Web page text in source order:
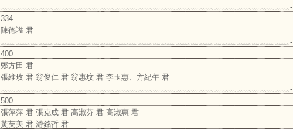
﹏﹏﹏﹏﹏﹏﹏﹏﹏﹏﹏﹏﹏﹏﹏﹏﹏﹏﹏﹏﹏﹏﹏﹏﹏﹏﹏﹏﹏﹏﹏﹏﹏﹏﹏﹏﹏﹏-
334
陳德謚 君
﹏﹏﹏﹏﹏﹏﹏﹏﹏﹏﹏﹏﹏﹏﹏﹏﹏﹏﹏﹏﹏﹏﹏﹏﹏﹏﹏﹏﹏﹏﹏﹏﹏﹏﹏﹏﹏﹏-
400
鄭方田 君
張維玫 君 翁俊仁 君 翁惠玟 君 李玉惠、方紀午 君
﹏﹏﹏﹏﹏﹏﹏﹏﹏﹏﹏﹏﹏﹏﹏﹏﹏﹏﹏﹏﹏﹏﹏﹏﹏﹏﹏﹏﹏﹏﹏﹏﹏﹏﹏﹏﹏﹏-
500
張萍萍 君 張克成 君 高淑芬 君 高淑惠 君
黃芙美 君 游銘哲 君